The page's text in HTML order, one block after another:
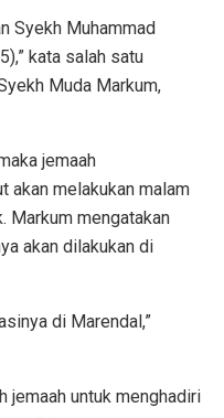
Syekh Muhammad
kata salah satu
Muda Markum,
jemaah
akan melakukan malam
Markum mengatakan
akan dilakukan di
di Marendal,”
jemaah untuk menghadiri